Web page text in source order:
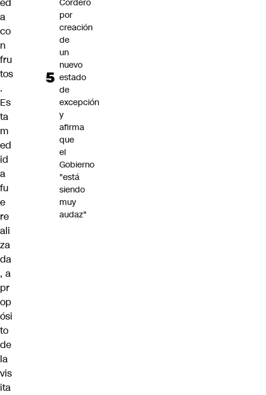
a
co
n
fru
tos
.
Es
ta
m
ed
id
a
fu
e
re
ali
za
da
, a
pr
op
ósi
to
de
la
vis
ita
Cordero
por
creación
de
un
nuevo
estado
de
excepción
y
afirma
que
el
Gobierno
"está
siendo
muy
audaz"